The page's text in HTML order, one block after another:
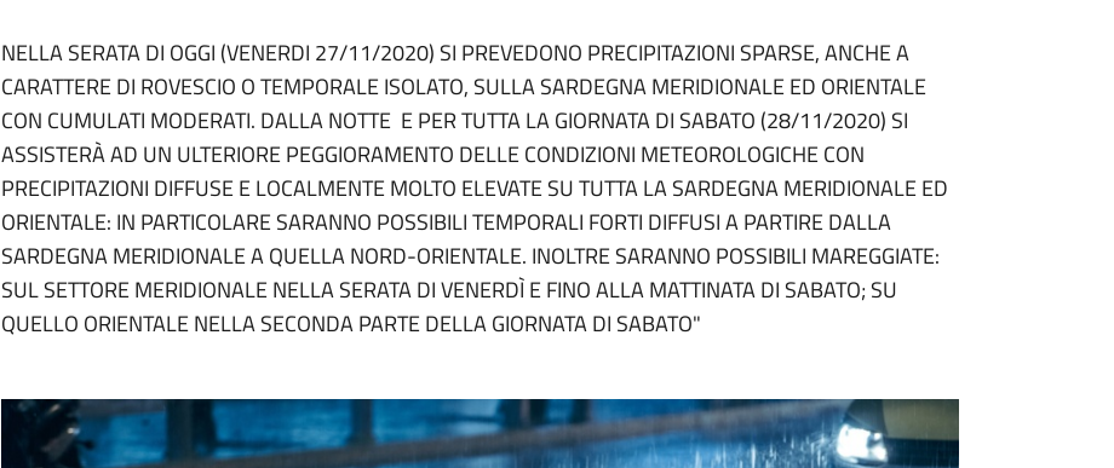
NELLA SERATA DI OGGI (VENERDI 27/11/2020) SI PREVEDONO PRECIPITAZIONI SPARSE, ANCHE A
CARATTERE DI ROVESCIO O TEMPORALE ISOLATO, SULLA SARDEGNA MERIDIONALE ED ORIENTALE
CON CUMULATI MODERATI. DALLA NOTTE E PER TUTTA LA GIORNATA DI SABATO (28/11/2020) SI
ASSISTERÀ AD UN ULTERIORE PEGGIORAMENTO DELLE CONDIZIONI METEOROLOGICHE CON
PRECIPITAZIONI DIFFUSE E LOCALMENTE MOLTO ELEVATE SU TUTTA LA SARDEGNA MERIDIONALE ED
ORIENTALE: IN PARTICOLARE SARANNO POSSIBILI TEMPORALI FORTI DIFFUSI A PARTIRE DALLA
SARDEGNA MERIDIONALE A QUELLA NORD-ORIENTALE. INOLTRE SARANNO POSSIBILI MAREGGIATE:
SUL SETTORE MERIDIONALE NELLA SERATA DI VENERDÌ E FINO ALLA MATTINATA DI SABATO; SU
QUELLO ORIENTALE NELLA SECONDA PARTE DELLA GIORNATA DI SABATO"